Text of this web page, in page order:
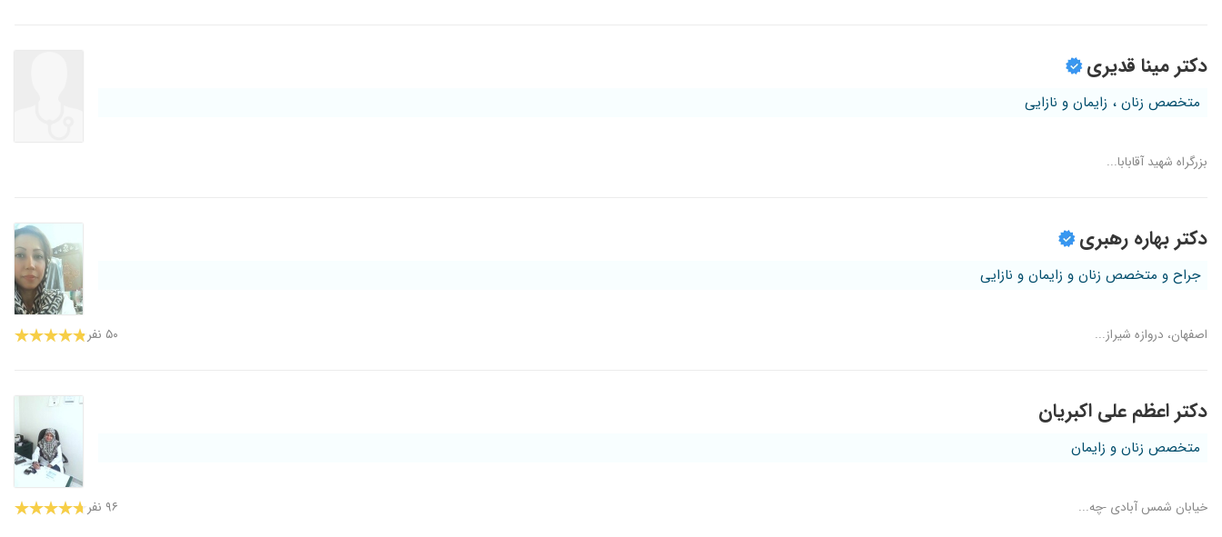
دکتر مینا قدیری
متخصص زنان ، زایمان و نازایی
بزرگراه شهید آقابابا...
دکتر بهاره رهبری
جراح و متخصص زنان و زایمان و نازایی
اصفهان، دروازه شیراز... ۵۰ نفر
دکتر اعظم علی اکبریان
متخصص زنان و زایمان
خیابان شمس آبادی -چه... ۹۶ نفر